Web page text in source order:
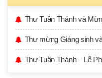
Thư Tuần Thánh và
Thư mừng Giáng sinh
Thư Tuần Thánh – Lễ